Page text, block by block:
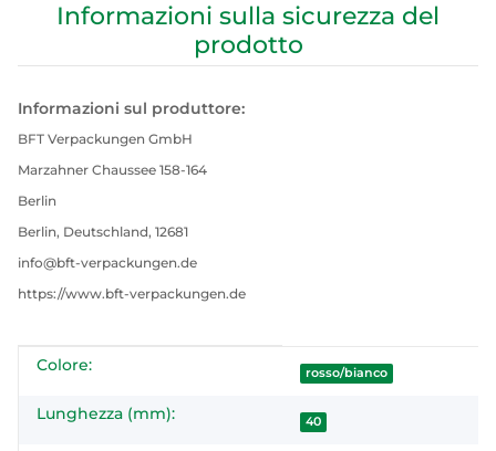
Informazioni sulla sicurezza del
prodotto
Informazioni sul produttore:
BFT Verpackungen GmbH
Marzahner Chaussee 158-164
Berlin
Berlin, Deutschland, 12681
info@bft-verpackungen.de
https://www.bft-verpackungen.de
#productDetails.itemInformation#
#productDetails.itemValue#
Colore: rosso/bianco
Lunghezza (mm): 40